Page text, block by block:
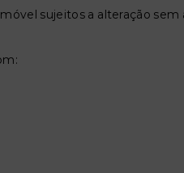
sujeitos a alteração sem